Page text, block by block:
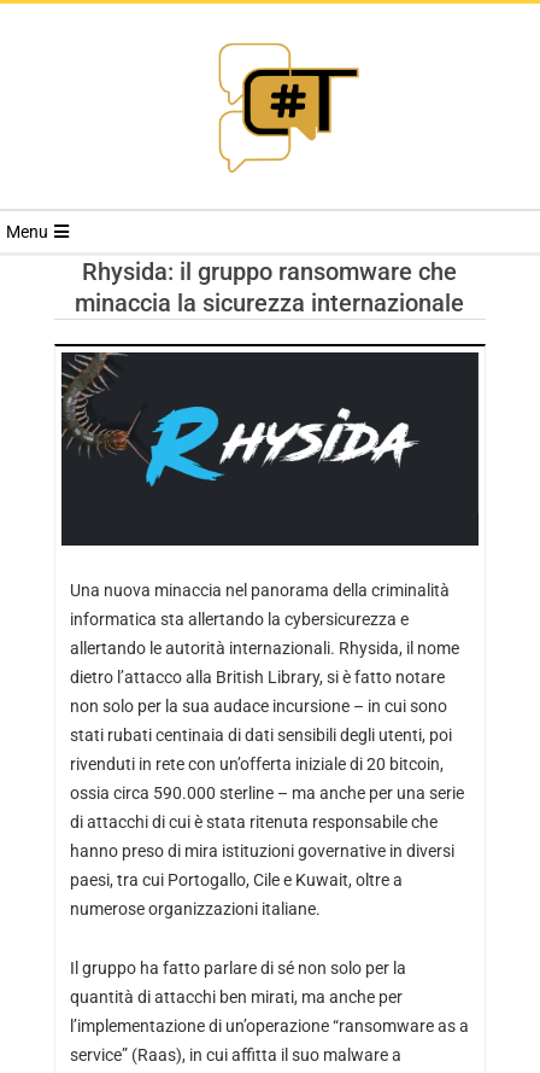
RIVISTA
TRENDS
Menu
Rhysida: il gruppo ransomware che
minaccia la sicurezza internazionale
Una nuova minaccia nel panorama della criminalità
informatica sta allertando la cybersicurezza e
allertando le autorità internazionali. Rhysida, il nome
dietro l’attacco alla British Library, si è fatto notare
non solo per la sua audace incursione – in cui sono
stati rubati centinaia di dati sensibili degli utenti, poi
rivenduti in rete con un’offerta iniziale di 20 bitcoin,
ossia circa 590.000 sterline – ma anche per una serie
di attacchi di cui è stata ritenuta responsabile che
hanno preso di mira istituzioni governative in diversi
paesi, tra cui Portogallo, Cile e Kuwait, oltre a
numerose organizzazioni italiane.
Il gruppo ha fatto parlare di sé non solo per la
quantità di attacchi ben mirati, ma anche per
l’implementazione di un’operazione “ransomware as a
service” (Raas), in cui affitta il suo malware a